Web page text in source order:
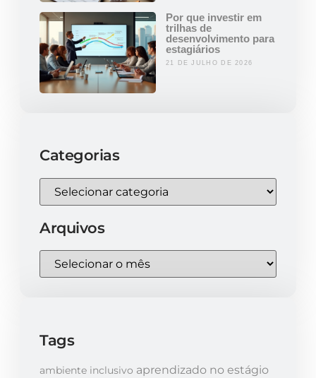
Por que investir em
trilhas de
desenvolvimento para
estagiários
21 DE JULHO DE 2026
Categorias
Arquivos
Tags
ambiente inclusivo aprendizado no estágio